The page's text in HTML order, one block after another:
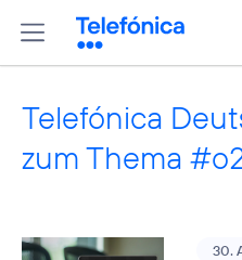
Telefónica
zum Thema
30.